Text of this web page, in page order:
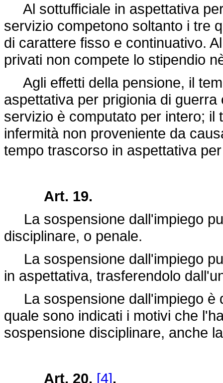
Al sottufficiale in aspettativa
servizio competono soltanto i tre
di carattere fisso e continuativo.
privati non compete lo stipendio
Agli effetti della pensione, il
aspettativa per prigionia di
servizio è computato per intero;
infermità non proveniente da
tempo trascorso in aspettativa
Art. 19.
La sospensione dall'impiego
disciplinare, o penale.
La sospensione dall'impiego
in aspettativa, trasferendolo
La sospensione dall'impiego è
quale sono indicati i motivi che
sospensione disciplinare, anche
Art. 20. [4].